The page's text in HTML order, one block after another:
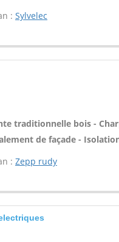
: Sylvelec
traditionnelle bois -
de façade -
: Zepp rudy